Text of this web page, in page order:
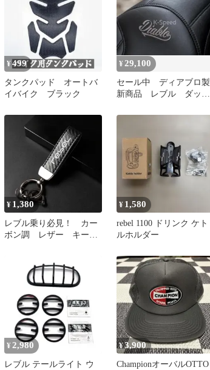
¥499
タンクパッド オートバ
イバイク ブラック
¥ 29,100
セール中 ディアブロ製
新商品 レブル ダッブ
¥ 1,380
レブル乗り必見！ カー
ボン調 レザー キーホ
¥ 1,580
rebel 1100 ドリンク ケト
ルホルダー
¥ 2,980
レブル テールライト ウ
¥3,900
ChampionオーバルOTTO